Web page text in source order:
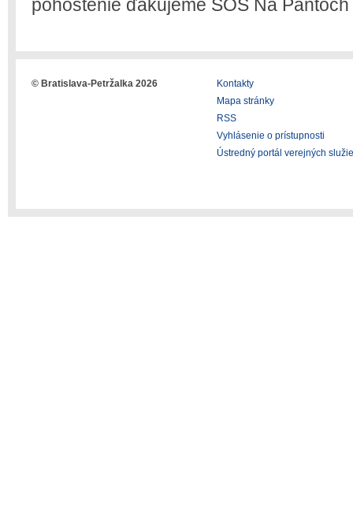
pohostenie ďakujeme SOŠ Na Pántoch
© Bratislava-Petržalka 2026
Kontakty
Mapa stránky
RSS
Vyhlásenie o prístupnosti
Ústredný portál verejných